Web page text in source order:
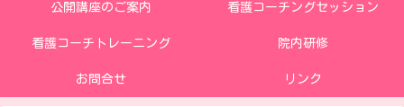
公開講座のご案内 看護コーチングセッション
看護コーチトレーニング 院内研修
お問合せ リンク